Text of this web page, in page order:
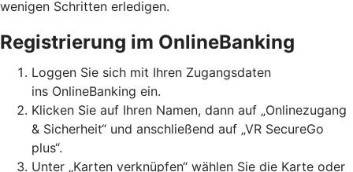
wenigen Schritten erledigen.
Registrierung im OnlineBanking
Loggen Sie sich mit Ihren Zugangsdaten
ins OnlineBanking ein.
Klicken Sie auf Ihren Namen, dann auf „Onlinezugang
& Sicherheit“ und anschließend auf „VR SecureGo
plus“.
Unter „Karten verknüpfen“ wählen Sie die Karte oder